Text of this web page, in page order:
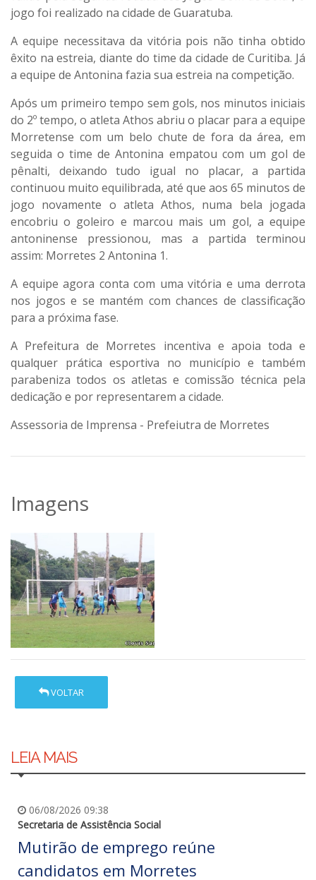
jogo foi realizado na cidade de Guaratuba.
A equipe necessitava da vitória pois não tinha obtido
êxito na estreia, diante do time da cidade de Curitiba. Já
a equipe de Antonina fazia sua estreia na competição.
Após um primeiro tempo sem gols, nos minutos iniciais
do 2º tempo, o atleta Athos abriu o placar para a equipe
Morretense com um belo chute de fora da área, em
seguida o time de Antonina empatou com um gol de
pênalti, deixando tudo igual no placar, a partida
continuou muito equilibrada, até que aos 65 minutos de
jogo novamente o atleta Athos, numa bela jogada
encobriu o goleiro e marcou mais um gol, a equipe
antoninense pressionou, mas a partida terminou
assim: Morretes 2 Antonina 1.
A equipe agora conta com uma vitória e uma derrota
nos jogos e se mantém com chances de classificação
para a próxima fase.
A Prefeitura de Morretes incentiva e apoia toda e
qualquer prática esportiva no município e também
parabeniza todos os atletas e comissão técnica pela
dedicação e por representarem a cidade.
Assessoria de Imprensa - Prefeiutra de Morretes
Imagens
VOLTAR
LEIA MAIS
06/08/2026 09:38
Secretaria de Assistência Social
Mutirão de emprego reúne
candidatos em Morretes